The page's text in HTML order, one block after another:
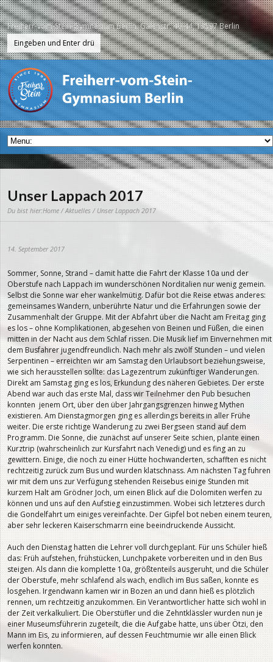
Freiherr-vom-Stein-Gymnasium Berlin, Galenstr. 40-44, 13597 Berlin
Unser Lappach 2017
Du bist hier:Home/Aktuelles / Unser Lappach 2017
14. September 2017
Sommer, Sonne, Strand – damit hatte die Fahrt der Klasse 10a und der
Oberstufe nach Lappach im wunderschönen Norditalien nur wenig gemein.
Selbst die Sonne war eher wankelmütig. Dafür bot die Reise etwas anderes:
gemeinsames Wandern, unberührte Natur und die Erfahrungen sowie der
Zusammenhalt der Gruppe. Mit der Abfahrt über die Nacht am Freitag ging
es los – ohne Komplikationen, abgesehen von Beinen und Füßen, die einen
mitten in der Nacht aus dem Schlaf rissen. Die Musik lief im Einvernehmen mit
dem Busfahrer jugendfreundlich. Nach mehr als zwölf Stunden – und vielen
Serpentinen – erreichten wir am Samstag den Urlaubsort beziehungsweise,
wie sich herausstellen sollte: das Lagezentrum zukünftiger Wanderungen.
Direkt am Samstag ging es los, Erkundung des näheren Gebietes. Der erste
Abend war auch das erste Mal, dass wir Teilnehmer den Pub besuchen
konnten jenem Ort, über den über Jahrgangsgrenzen hinweg Mythen
existieren. Am Dienstagmorgen ging es allerdings bereits in aller Frühe
weiter. Die erste richtige Wanderung zu zwei Bergseen stand auf dem
Programm. Die Sonne, die zunächst auf unserer Seite schien, plante einen
Kurztrip (wahrscheinlich zur Kursfahrt nach Venedig) und es fing an zu
gewittern. Einige, die noch zu einer Hütte hochwanderten, schafften es nicht
rechtzeitig zurück zum Bus und wurden klatschnass. Am nächsten Tag fuhren
wir mit dem uns zur Verfügung stehenden Reisebus einige Stunden mit
kurzem Halt am Grödner Joch, um einen Blick auf die Dolomiten werfen zu
können und uns auf den Aufstieg einzustimmen. Wobei sich letzteres durch
die Gondelfahrt um einiges vereinfachte. Der Gipfel bot neben einem teuren,
aber sehr leckeren Kaiserschmarrn eine beeindruckende Aussicht.
Auch den Dienstag hatten die Lehrer voll durchgeplant. Für uns Schüler hieß
das: Früh aufstehen, frühstücken, Lunchpakete vorbereiten und in den Bus
steigen. Als dann die komplette 10a, größtenteils ausgeruht, und die Schüler
der Oberstufe, mehr schlafend als wach, endlich im Bus saßen, konnte es
losgehen. Irgendwann kamen wir in Bozen an und dann hieß es plötzlich
rennen, um rechtzeitig anzukommen. Ein Verantwortlicher hatte sich wohl in
der Zeit verkalkuliert. Die Oberstüfler und die Zehntklässler wurden nun je
einer Museumsführerin zugeteilt, die die Aufgabe hatte, uns über Ötzi, den
Mann im Eis, zu informieren, auf dessen Feuchtmumie wir alle einen Blick
werfen konnten.